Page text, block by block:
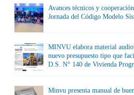
Avances técnicos y
Jornada del Código Modelo
MINVU elabora material
nuevo presupuesto tipo que
D.S. N° 140 de Vivienda
Minvu presenta manual de